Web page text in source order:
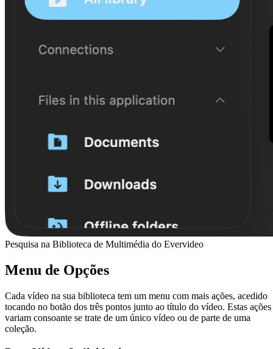
Pesquisa na Biblioteca de Multimédia do Evervideo
Menu de Opções
Cada vídeo na sua biblioteca tem um menu com mais ações, acedido
tocando no botão dos três pontos junto ao título do vídeo. Estas ações
variam consoante se trate de um único vídeo ou de parte de uma
coleção.